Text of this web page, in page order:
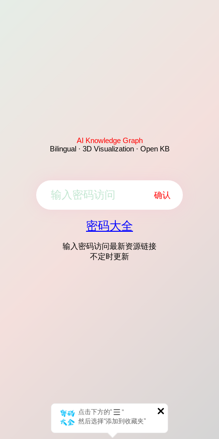
AI Knowledge Graph
Bilingual · 3D Visualization · Open KB
确认
密码大全
输入密码访问最新资源链接
不定时更新
点击下方的“
”
然后选择“添加到收藏夹”